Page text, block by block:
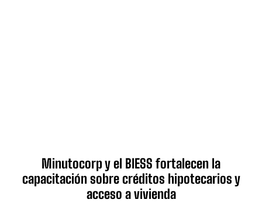
Minutocorp y el BIESS fortalecen la
capacitación sobre créditos hipotecarios y
acceso a vivienda